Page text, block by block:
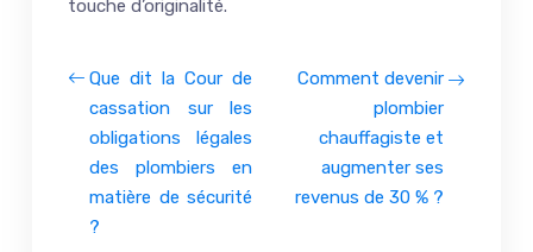
touche d’originalité.
Que dit la Cour de
cassation sur les
obligations légales
des plombiers en
matière de sécurité
?
Comment devenir
plombier
chauffagiste et
augmenter ses
revenus de 30 % ?